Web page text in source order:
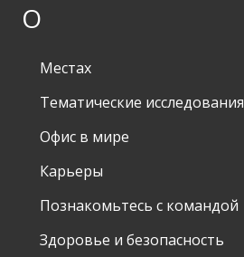
О
Местах
Тематические исследования
Офис в мире
Карьеры
Познакомьтесь с командой
Здоровье и безопасность